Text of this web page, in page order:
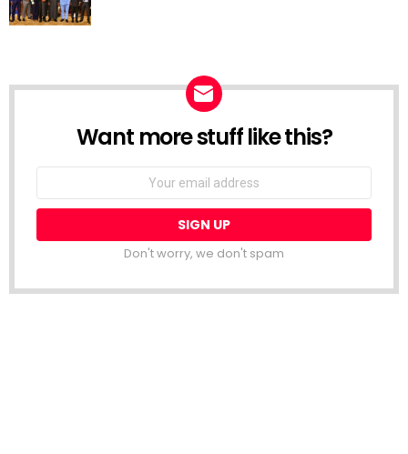
NEWSLETTER
Want more stuff like this?
Email
Don't worry, we don't spam